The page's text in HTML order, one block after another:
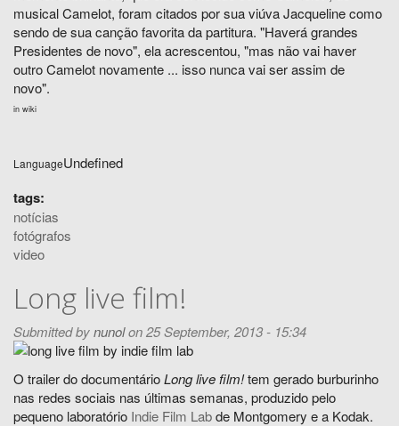
musical Camelot, foram citados por sua viúva Jacqueline como
sendo de sua canção favorita da partitura. "Haverá grandes
Presidentes de novo", ela acrescentou, "mas não vai haver
outro Camelot novamente ... isso nunca vai ser assim de
novo".
in wiki
LanguageUndefined
tags:
notícias
fotógrafos
video
Long live film!
Submitted bynunolon 25 September, 2013 - 15:34
O trailer do documentárioLong live film!tem gerado burburinho
nas redes sociais nas últimas semanas, produzido pelo
pequeno laboratório Indie Film Labde Montgomery e a Kodak.